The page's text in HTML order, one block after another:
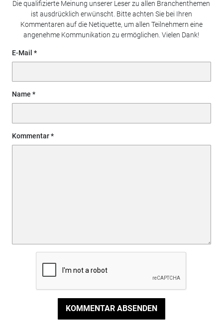
Die qualifizierte Meinung unserer Leser zu allen Branchenthemen
ist ausdrücklich erwünscht. Bitte achten Sie bei Ihren
Kommentaren auf die Netiquette, um allen Teilnehmern eine
angenehme Kommunikation zu ermöglichen. Vielen Dank!
E-Mail
Name
Kommentar
KOMMENTAR ABSENDEN